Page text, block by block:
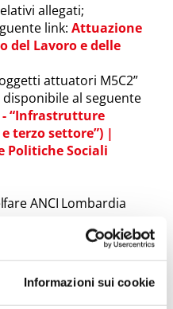
Informazioni sui cookie
allegati;
link:Attuazione
del Lavoro e delle
attuatori M5C2”
al seguente
- “Infrastrutture
terzo settore”) |
Politiche Sociali
ANCI Lombardia
ANCI Lombardia